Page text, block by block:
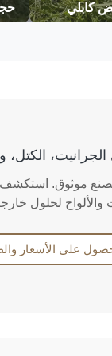
كابلي
الكتل،
موثوق.
والألواح لحلول
على الأسعار